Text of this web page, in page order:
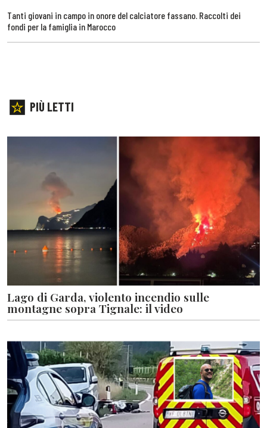
Tanti giovani in campo in onore del calciatore fassano. Raccolti dei
fondi per la famiglia in Marocco
PIÙ LETTI
Lago di Garda, violento incendio sulle
montagne sopra Tignale: il video